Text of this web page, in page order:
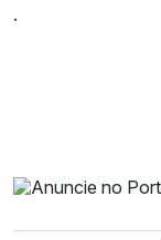
.